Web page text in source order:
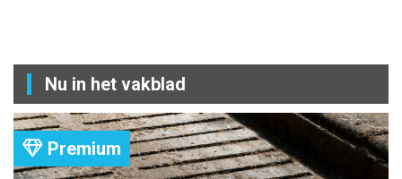
Nu in het vakblad
Premium